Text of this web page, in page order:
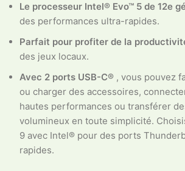
Le processeur Intel® Evo™ 5 de 12e
des performances ultra-rapides.
Parfait pour profiter de la
des jeux locaux.
Avec 2 ports USB-C® , vous pouvez
ou charger des accessoires,
hautes performances ou transférer
volumineux en toute simplicité.
9 avec Intel® pour des ports
rapides.